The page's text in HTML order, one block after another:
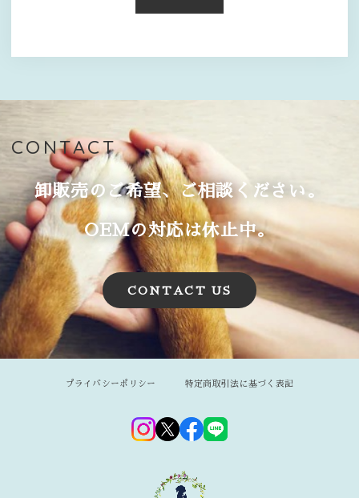
CONTACT
卸販売のご希望、ご相談ください。
OEMの対応は休止中。
CONTACT US
プライバシーポリシー 特定商取引法に基づく表記